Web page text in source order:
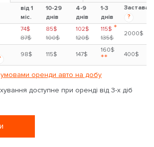
від 1
міс.
10-29
днів
4-9
днів
1-3
днів
Застава
?
74$
87$
85$
100$
102$
120$
115$ *
135$
2000$
98$ 115$ 147$
160$
** 400$
умовами оренди авто на добу
доступне при оренді від 3-х діб